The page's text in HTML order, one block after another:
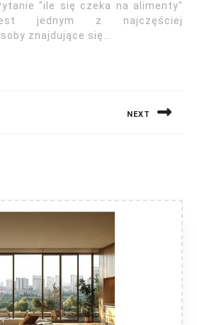
"ile się czeka na alimenty"
jednym z najczęściej
znajdujące się…
NEXT